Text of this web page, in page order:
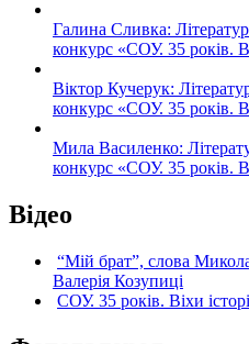
Галина Сливка:
конкурс «СОУ. 35 років.
Віктор Кучерук:
конкурс «СОУ. 35 років.
Мила Василенко:
конкурс «СОУ. 35 років.
Відео
“Мій брат”, слова
Валерія Козупиці
СОУ. 35 років. Віхи